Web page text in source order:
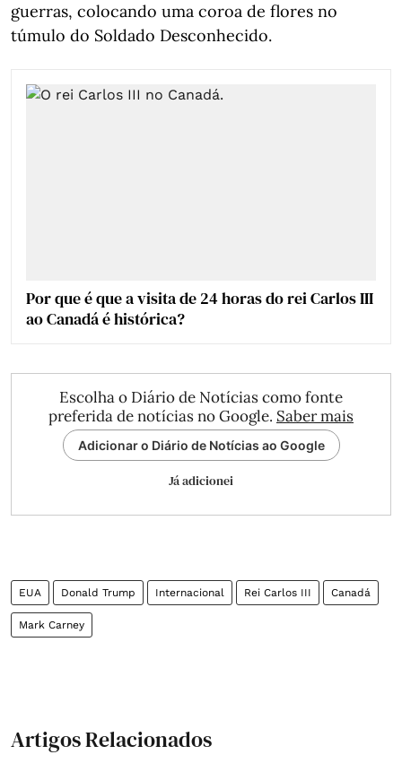
guerras, colocando uma coroa de flores no
túmulo do Soldado Desconhecido.
Por que é que a visita de 24 horas do rei Carlos III
ao Canadá é histórica?
Escolha o Diário de Notícias como fonte
preferida de notícias no Google. Saber mais
Adicionar o Diário de Notícias ao Google
Já adicionei
EUA Donald Trump Internacional Rei Carlos III Canadá
Mark Carney
Artigos Relacionados